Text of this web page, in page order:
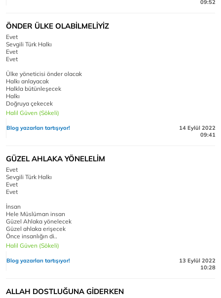
09:52
ÖNDER ÜLKE OLABİLMELİYİZ
Evet
Sevgili Türk Halkı
Evet
Evet
Ülke yöneticisi önder olacak
Halkı anlayacak
Halkla bütünleşecek
Halkı
Doğruya çekecek
Halil Güven (Sökeli)
Blog yazarları tartışıyor!
14 Eylül 2022
09:41
GÜZEL AHLAKA YÖNELELİM
Evet
Sevgili Türk Halkı
Evet
Evet
İnsan
Hele Müslüman insan
Güzel Ahlaka yönelecek
Güzel ahlaka erişecek
Önce insanlığın di..
Halil Güven (Sökeli)
Blog yazarları tartışıyor!
13 Eylül 2022
10:28
ALLAH DOSTLUĞUNA GİDERKEN